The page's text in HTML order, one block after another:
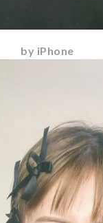
by iPhone